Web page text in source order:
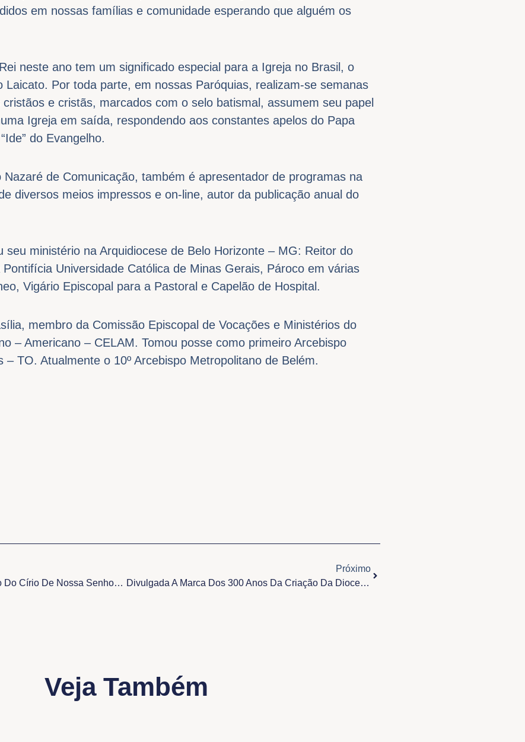
em nossas famílias e comunidade esperando que alguém os
ano tem um significado especial para a Igreja no Brasil, o
Laicato. Por toda parte, em nossas Paróquias, realizam-se semanas
e cristãs, marcados com o selo batismal, assumem seu papel
Igreja em saída, respondendo aos constantes apelos do Papa
do Evangelho.
Nazaré de Comunicação, também é apresentador de programas na
diversos meios impressos e on-line, autor da publicação anual do
seu ministério na Arquidiocese de Belo Horizonte – MG: Reitor do
Universidade Católica de Minas Gerais, Pároco em várias
Vigário Episcopal para a Pastoral e Capelão de Hospital.
membro da Comissão Episcopal de Vocações e Ministérios do
– Americano – CELAM. Tomou posse como primeiro Arcebispo
– TO. Atualmente o 10º Arcebispo Metropolitano de Belém.
Programação Do 66º Edição Do Círio De Nossa Senhora Das Graças – Icoaraci
Próximo
Divulgada A Marca Dos 300 Anos Da Criação Da Diocese De Belém Do Pará
Veja Também